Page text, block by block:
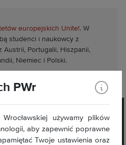
europejskich Unite!. W
studenci i naukowcy z
Portugalii, Hiszpanii,
Niemiec i Polski.
PWr
używamy plików
aby zapewnić poprawne
Twoje ustawienia oraz